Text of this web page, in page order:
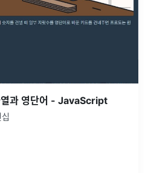
과 영단어 - JavaScript